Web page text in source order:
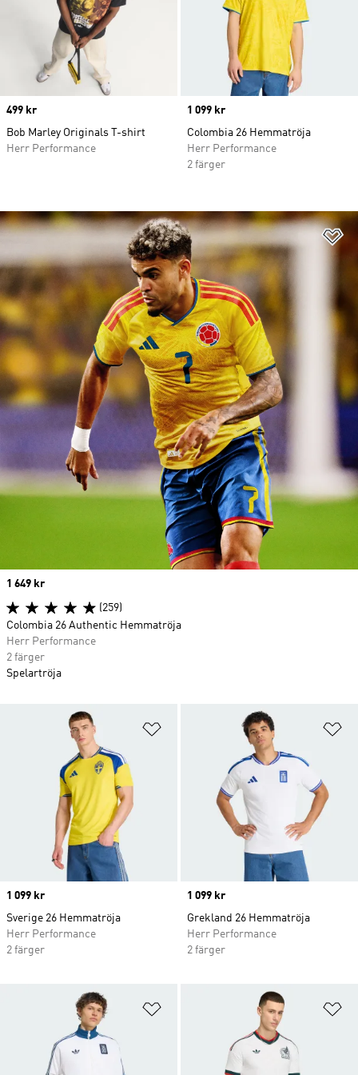
Price
499 kr
Bob Marley Originals T-shirt
Herr Performance
Price
1 099 kr
Colombia 26 Hemmatröja
Herr Performance
2 färger
Lägg till på önskelistan
Price
1 099 kr
Sverige 26 Hemmatröja
Herr Performance
2 färger
Price
1 099 kr
Grekland 26 Hemmatröja
Herr Performance
2 färger
Lägg till på önskelistan
Price
1 649 kr
(259)
Colombia 26 Authentic Hemmatröja
Herr Performance
2 färger
Spelartröja